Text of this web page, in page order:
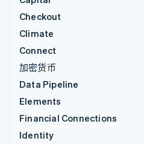
Checkout
Climate
Connect
加密货币
Data Pipeline
Elements
Financial Connections
Identity